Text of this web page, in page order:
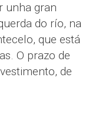
unha gran
do río, na
que está
O prazo de
de